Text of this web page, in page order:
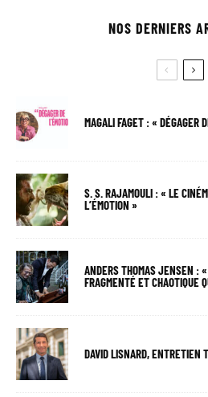
NOS DERNIERS
MAGALI FAGET : « DÉGAGER
S. S. RAJAMOULI : « LE
L’ÉMOTION »
ANDERS THOMAS JENSEN :
FRAGMENTÉ ET CHAOTIQUE
DAVID LISNARD, ENTRETIEN